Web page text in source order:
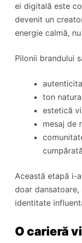
ei digitală este
devenit un
energie calmă,
Pilonii brandului
ton
estetică
mesaj de
cumpărată
Această etapă i-
doar dansatoare,
identitate
O carieră